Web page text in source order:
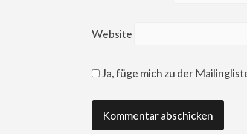
Website
Ja, füge mich zu der